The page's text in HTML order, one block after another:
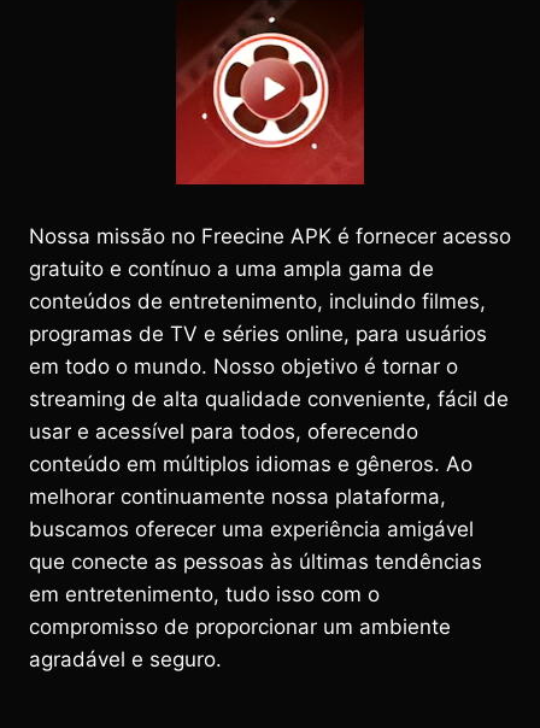
Nossa missão no Freecine APK é fornecer acesso
gratuito e contínuo a uma ampla gama de
conteúdos de entretenimento, incluindo filmes,
programas de TV e séries online, para usuários
em todo o mundo. Nosso objetivo é tornar o
streaming de alta qualidade conveniente, fácil de
usar e acessível para todos, oferecendo
conteúdo em múltiplos idiomas e gêneros. Ao
melhorar continuamente nossa plataforma,
buscamos oferecer uma experiência amigável
que conecte as pessoas às últimas tendências
em entretenimento, tudo isso com o
compromisso de proporcionar um ambiente
agradável e seguro.